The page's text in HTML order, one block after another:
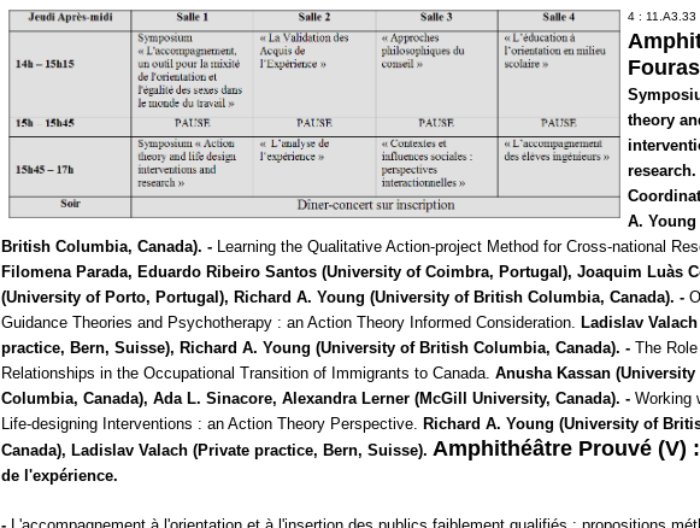
4 : 11.A3.33
theory
research.
A.
British Columbia, Canada). - Learning the Qualitative Action-project Method for Cross-national
Filomena Parada, Eduardo Ribeiro Santos (University of Coimbra, Portugal), Joaquim Luàs
(University of Porto, Portugal), Richard A. Young (University of British Columbia, Canada). -
Guidance Theories and Psychotherapy : an Action Theory Informed Consideration. Ladislav
practice, Bern, Suisse), Richard A. Young (University of British Columbia, Canada). -The
Relationships in the Occupational Transition of Immigrants to Canada.Anusha Kassan
Columbia, Canada), Ada L. Sinacore, Alexandra Lerner (McGill University, Canada). -Working
Life-designing Interventions : an Action Theory Perspective. Richard A. Young (University of
Canada), Ladislav Valach (Private practice, Bern, Suisse).Amphithéâtre Prouvé (V) :
de l'expérience.